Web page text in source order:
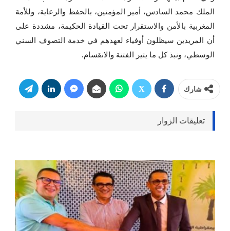
الملك محمد السادس، أمير المؤمنين، بالحفظ والرعاية، وللأمة
المغربية بالأمن والاستقرار تحت القيادة الحكيمة، مشددة على
أن المريدين سيظلون أوفياء لعهدهم في خدمة التصوف السني
الوسطي، ونبذ كل ما يثير الفتنة والانقسام.
شارك
تعليقات الزوار